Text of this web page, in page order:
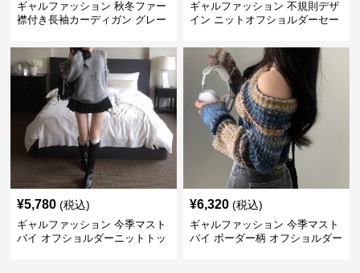
ギャルファッション 秋冬ファー
襟付き長袖カーディガン グレー
ギャルファッション 不規則デザ
イン ニットオフショルダーセー
¥5,780 (税込)
ギャルファッション 今季マスト
バイ オフショルダーニットトッ
¥6,320 (税込)
ギャルファッション 今季マスト
バイ ボーダー柄 オフショルダー